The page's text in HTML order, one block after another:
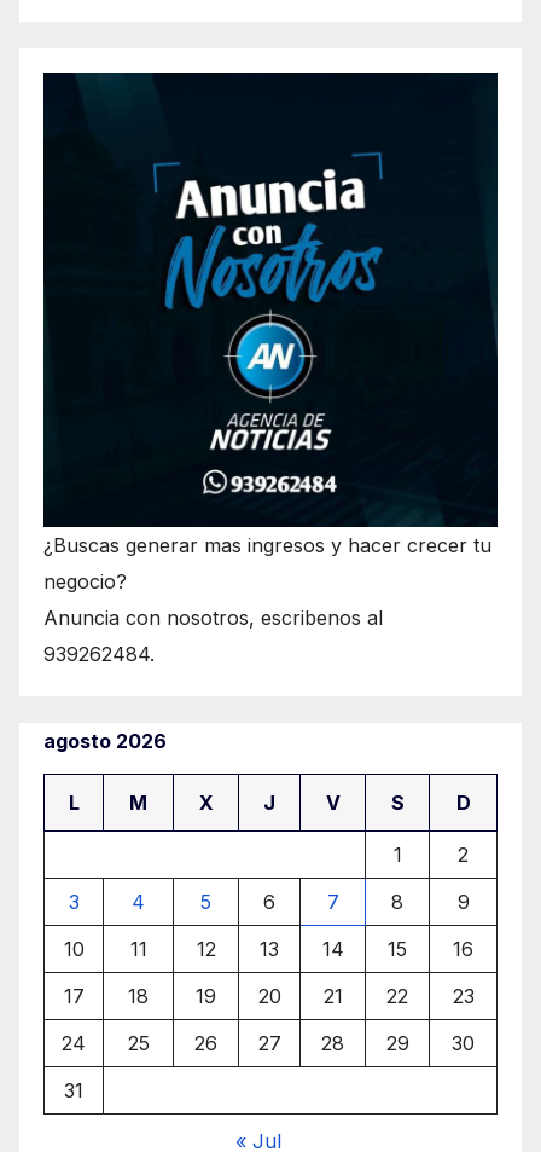
¿Buscas generar mas ingresos y hacer crecer tu
negocio?
Anuncia con nosotros, escribenos al
939262484.
agosto 2026
L M X J V S D
1
2
3
4 5 6 7 8
9
10
11 12 13 14 15
16
17
18 19 20 21 22
23
24
25 26 27 28 29
30
31
« Jul